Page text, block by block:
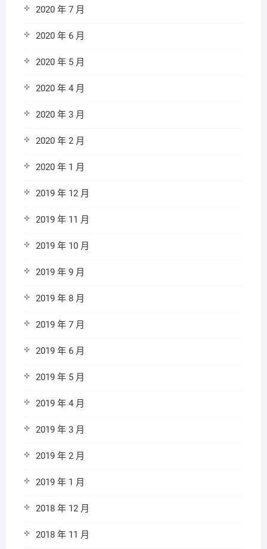
2020 年 7 月
2020 年 6 月
2020 年 5 月
2020 年 4 月
2020 年 3 月
2020 年 2 月
2020 年 1 月
2019 年 12 月
2019 年 11 月
2019 年 10 月
2019 年 9 月
2019 年 8 月
2019 年 7 月
2019 年 6 月
2019 年 5 月
2019 年 4 月
2019 年 3 月
2019 年 2 月
2019 年 1 月
2018 年 12 月
2018 年 11 月